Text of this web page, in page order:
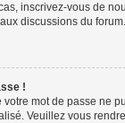
inscrivez-vous de
discussions du forum.
!
mot de passe ne
Veuillez vous